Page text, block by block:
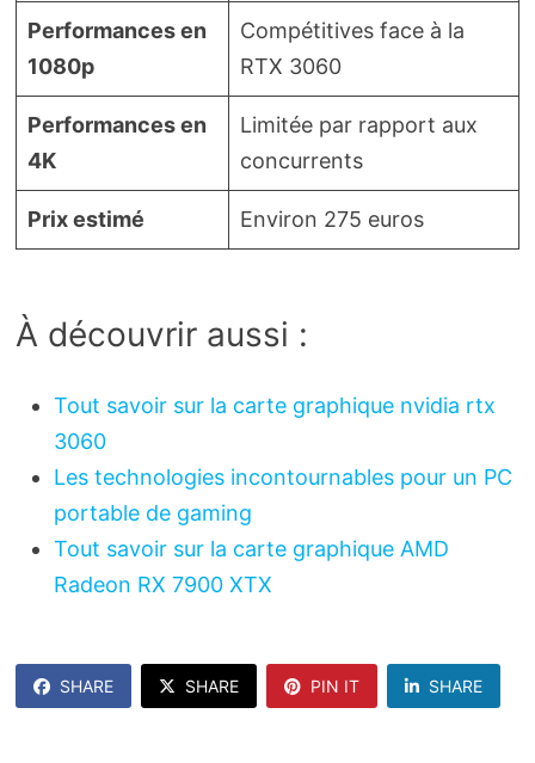
Performances en
1080p
Compétitives face à la
RTX 3060
Performances en
4K
Limitée par rapport aux
concurrents
Prix estimé Environ 275 euros
À découvrir aussi :
Tout savoir sur la carte graphique nvidia rtx
3060
Les technologies incontournables pour un PC
portable de gaming
Tout savoir sur la carte graphique AMD
Radeon RX 7900 XTX
SHARE SHARE PIN IT SHARE